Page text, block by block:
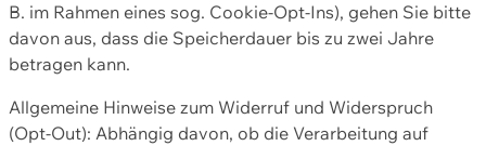
B. im Rahmen eines sog. Cookie-Opt-Ins), gehen Sie bitte
davon aus, dass die Speicherdauer bis zu zwei Jahre
betragen kann.
Allgemeine Hinweise zum Widerruf und Widerspruch
(Opt-Out): Abhängig davon, ob die Verarbeitung auf